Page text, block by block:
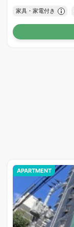
家具・家電付き
APARTMENT